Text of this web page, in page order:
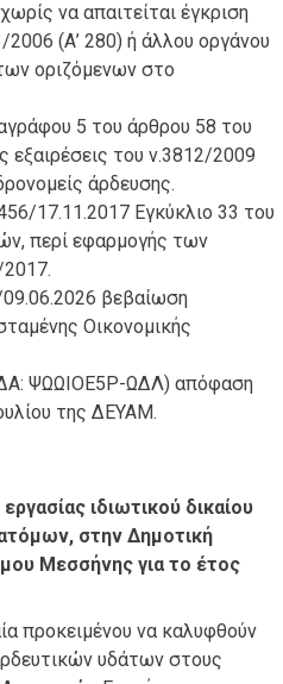
να απαιτείται έγκριση
(Α’ 280) ή άλλου οργάνου
οριζόμενων στο
5 του άρθρου 58 του
εξαιρέσεις του ν.3812/2009
άρδευσης.
17.11.2017 Εγκύκλιο 33 του
περί εφαρμογής των
βεβαίωση
Οικονομικής
ΨΩΩΙΟΕ5Ρ-ΩΔΛ) απόφαση
της ΔΕΥΑΜ.
ιδιωτικού δικαίου
στην Δημοτική
Μεσσήνης για το έτος
προκειμένου να καλυφθούν
υδάτων στους